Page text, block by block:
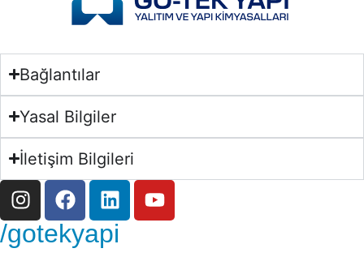
Bağlantılar
Yasal Bilgiler
İletişim Bilgileri
/gotekyapi